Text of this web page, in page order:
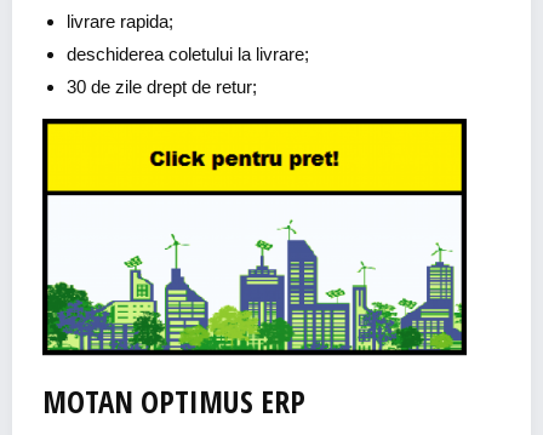
livrare rapida;
deschiderea coletului la livrare;
30 de zile drept de retur;
MOTAN OPTIMUS ERP